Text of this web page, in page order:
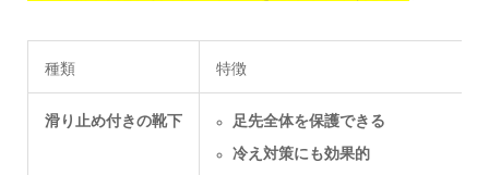
種類 特徴
滑り止め付きの靴下
足先全体を保護できる
冷え対策にも効果的